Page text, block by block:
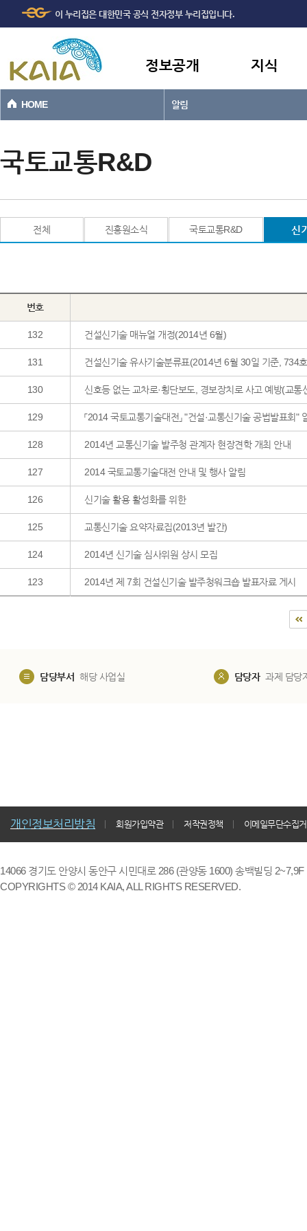
본문바로가기
이 누리집은 대한민국 공식 전자정부 누리집입니다.
정보공개 지식
HOME 알림
국토교통R&D
전체 진흥원소식 국토교통R&D 신
번호
132 건설신기술 매뉴얼 개정(2014년 6월)
131 건설신기술 유사기술분류표(2014년 6월 30일 기준, 734
130 신호등 없는 교차로·횡단보도, 경보장치로 사고 예방(교통
129 「2014 국토교통기술대전」 "건설·교통신기술 공법
128 2014년 교통신기술 발주청 관계자 현장견학 개최 안내
127 2014 국토교통기술대전 안내 및 행사 알림
126 신기술 활용 활성화를 위한
125 교통신기술 요약자료집(2013년 발간)
124 2014년 신기술 심사위원 상시 모집
123 2014년 제 7회 건설신기술 발주청워크숍 발표자료 게시
담당부서 해당 사업실 담당자 과제 담당
개인정보처리방침 회원가입약관 저작권정책 이메일무단수집
14066 경기도 안양시 동안구 시민대로 286 (관양동 1600) 송백빌딩
COPYRIGHTS © 2014 KAIA, ALL RIGHTS RESERVED.